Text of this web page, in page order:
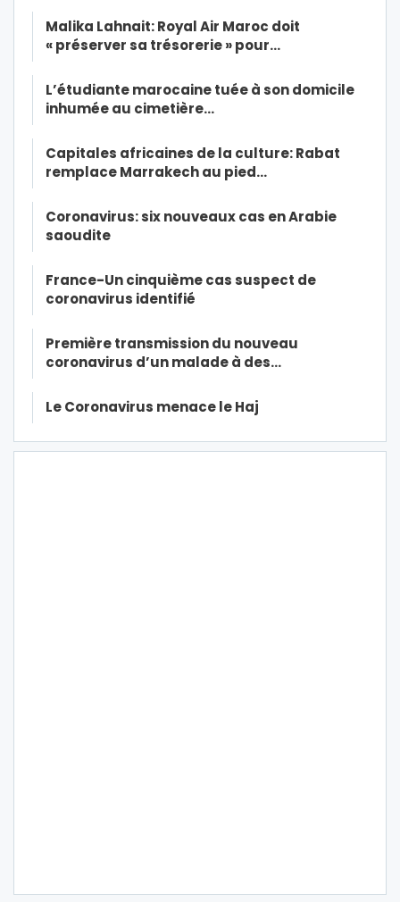
Malika Lahnait: Royal Air Maroc doit
« préserver sa trésorerie » pour…
L’étudiante marocaine tuée à son domicile
inhumée au cimetière…
Capitales africaines de la culture: Rabat
remplace Marrakech au pied…
Coronavirus: six nouveaux cas en Arabie
saoudite
France-Un cinquième cas suspect de
coronavirus identifié
Première transmission du nouveau
coronavirus d’un malade à des…
Le Coronavirus menace le Haj